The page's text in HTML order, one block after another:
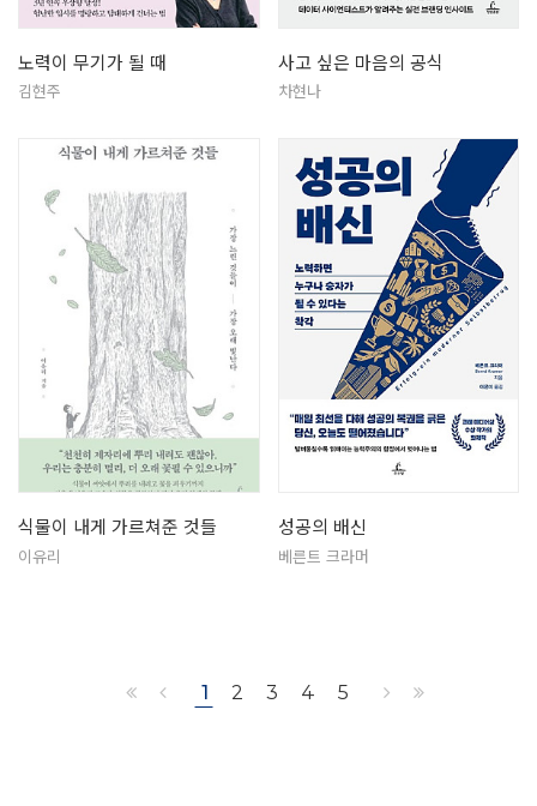
노력이 무기가 될 때
김현주
사고 싶은 마음의 공식
차현나
식물이 내게 가르쳐준 것들
이유리
성공의 배신
베른트 크라머
1 2 3 4 5